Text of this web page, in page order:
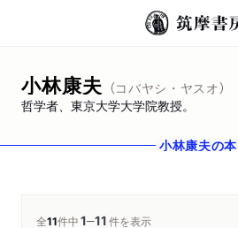
小林康夫 （コバヤシ・ヤスオ）
哲学者、東京大学大学院教授。
小林康夫の本
全11件中1─11件を表示